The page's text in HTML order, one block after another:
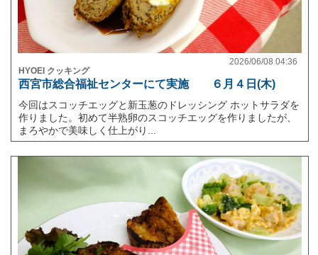
2026/06/08 04:36
HYOEI クッキング
西宮市総合福祉センターにて実施 ６月４日(木)
今回はスコッチエッグと新玉葱のドレッシング ホットサラダを
作りました。初めて半熟卵のスコッチエッグを作りましたが、
まろやかで美味しく仕上がり...